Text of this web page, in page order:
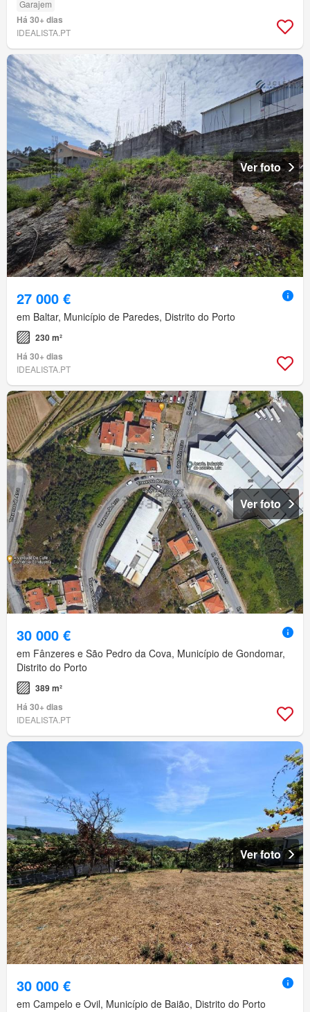
Garajem
Há 30+ dias
IDEALISTA.PT
Ver foto
27 000 €
em Baltar, Município de Paredes, Distrito do Porto
230 m²
Há 30+ dias
IDEALISTA.PT
Ver foto
30 000 €
em Fânzeres e São Pedro da Cova, Município de Gondomar,
Distrito do Porto
389 m²
Há 30+ dias
IDEALISTA.PT
Ver foto
30 000 €
em Campelo e Ovil, Município de Baião, Distrito do Porto